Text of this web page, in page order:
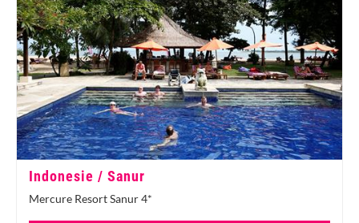
Indonesie / Sanur
Mercure Resort Sanur 4*